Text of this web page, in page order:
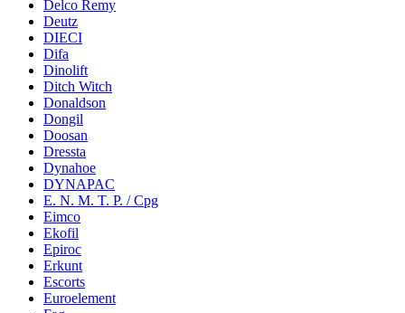
Delco Remy
Deutz
DIECI
Difa
Dinolift
Ditch Witch
Donaldson
Dongil
Doosan
Dressta
Dynahoe
DYNAPAC
E. N. M. T. P. / Cpg
Eimco
Ekofil
Epiroc
Erkunt
Escorts
Euroelement